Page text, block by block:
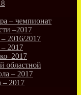
– чемпионат
–2017
2016/2017
2017
областной
– 2017
– 2017